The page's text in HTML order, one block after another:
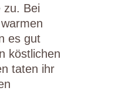
zu. Bei
es gut
köstlichen
taten ihr